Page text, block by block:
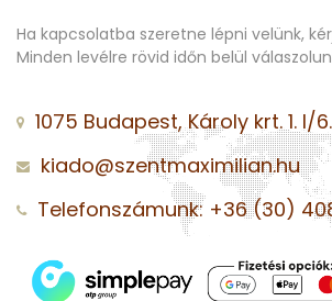
Ha kapcsolatba szeretne lépni velünk,
Minden levélre rövid időn belül
1075 Budapest, Károly krt. 1. I/6.
kiado@szentmaximilian.hu
Telefonszámunk: +36 (30)